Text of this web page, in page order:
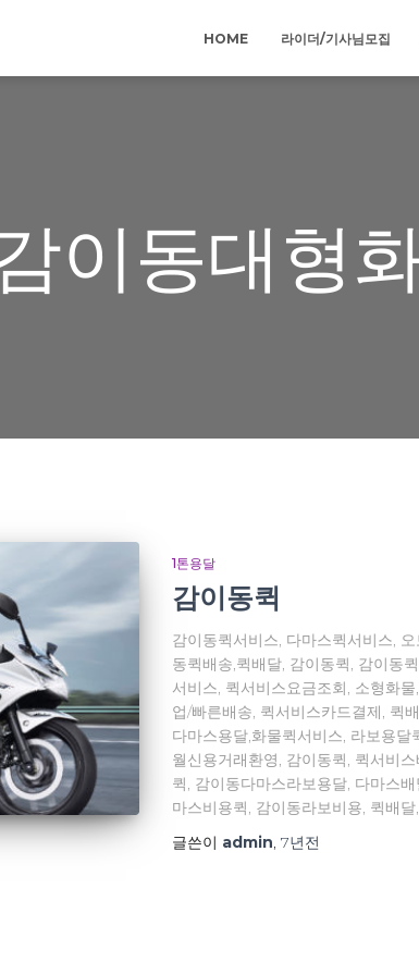
HOME 라이더/기사님모집
이동대형
1톤용달
감이동퀵
감이동퀵서비스, 다마스퀵서비스,
동퀵배송,퀵배달, 감이동퀵, 감이동
서비스, 퀵서비스요금조회, 소형화
업/빠른배송, 퀵서비스카드결제, 퀵
다마스용달,화물퀵서비스, 라보용
월신용거래환영, 감이동퀵, 퀵서비
퀵, 감이동다마스라보용달, 다마스
마스비용퀵, 감이동라보비용, 퀵배
글쓴이 admin, 7년전